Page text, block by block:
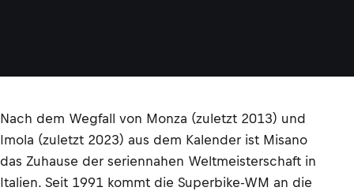
Nach dem Wegfall von Monza (zuletzt 2013) und
Imola (zuletzt 2023) aus dem Kalender ist Misano
das Zuhause der seriennahen Weltmeisterschaft in
Italien. Seit 1991 kommt die Superbike-WM an die